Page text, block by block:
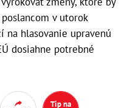
v utorok
na hlasovanie upravenú
dosiahne potrebné
Tip na